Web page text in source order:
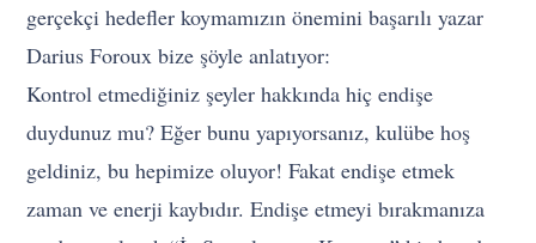
gerçekçi hedefler koymamızın önemini başarılı yazar
Darius Foroux bize şöyle anlatıyor:
Kontrol etmediğiniz şeyler hakkında hiç endişe
duydunuz mu? Eğer bunu yapıyorsanız, kulübe hoş
geldiniz, bu hepimize oluyor! Fakat endişe etmek
zaman ve enerji kaybıdır. Endişe etmeyi bırakmanıza